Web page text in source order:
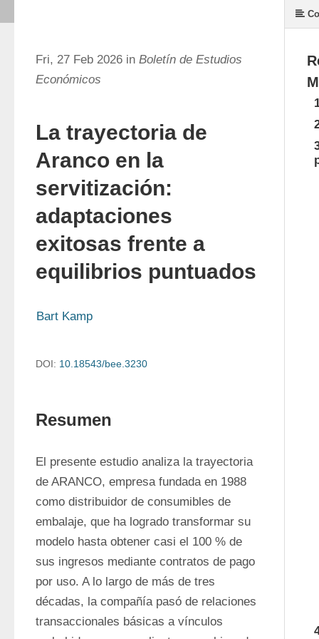
Fri, 27 Feb 2026 in Boletín de Estudios
Económicos
La trayectoria de
Aranco en la
servitización:
adaptaciones
exitosas frente a
equilibrios puntuados
Bart Kamp
DOI: 10.18543/bee.3230
Resumen
El presente estudio analiza la trayectoria
de ARANCO, empresa fundada en 1988
como distribuidor de consumibles de
embalaje, que ha logrado transformar su
modelo hasta obtener casi el 100 % de
sus ingresos mediante contratos de pago
por uso. A lo largo de más de tres
décadas, la compañía pasó de relaciones
transaccionales básicas a vínculos